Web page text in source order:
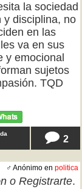
la sociedad
y disciplina, no
en las
va en sus
y emocional
sujetos
TQD
2
♂ Anónimo en politica
o Registrarte.